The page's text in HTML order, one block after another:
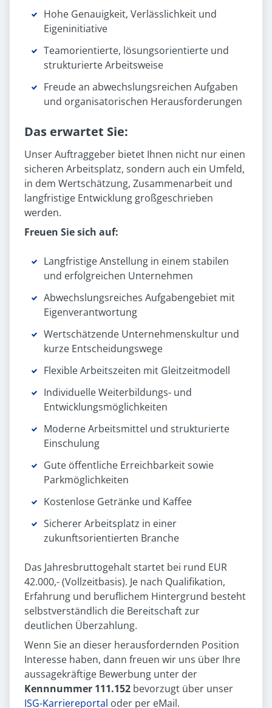
Hohe Genauigkeit, Verlässlichkeit und
Eigeninitiative
Teamorientierte, lösungsorientierte und
strukturierte Arbeitsweise
Freude an abwechslungsreichen Aufgaben
und organisatorischen Herausforderungen
Das erwartet Sie:
Unser Auftraggeber bietet Ihnen nicht nur einen
sicheren Arbeitsplatz, sondern auch ein Umfeld,
in dem Wertschätzung, Zusammenarbeit und
langfristige Entwicklung großgeschrieben
werden.
Freuen Sie sich auf:
Langfristige Anstellung in einem stabilen
und erfolgreichen Unternehmen
Abwechslungsreiches Aufgabengebiet mit
Eigenverantwortung
Wertschätzende Unternehmenskultur und
kurze Entscheidungswege
Flexible Arbeitszeiten mit Gleitzeitmodell
Individuelle Weiterbildungs- und
Entwicklungsmöglichkeiten
Moderne Arbeitsmittel und strukturierte
Einschulung
Gute öffentliche Erreichbarkeit sowie
Parkmöglichkeiten
Kostenlose Getränke und Kaffee
Sicherer Arbeitsplatz in einer
zukunftsorientierten Branche
Das Jahresbruttogehalt startet bei rund EUR
42.000,- (Vollzeitbasis). Je nach Qualifikation,
Erfahrung und beruflichem Hintergrund besteht
selbstverständlich die Bereitschaft zur
deutlichen Überzahlung.
Wenn Sie an dieser herausfordernden Position
Interesse haben, dann freuen wir uns über Ihre
aussagekräftige Bewerbung unter der
Kennnummer 111.152 bevorzugt über unser
ISG-Karriereportal oder per eMail.